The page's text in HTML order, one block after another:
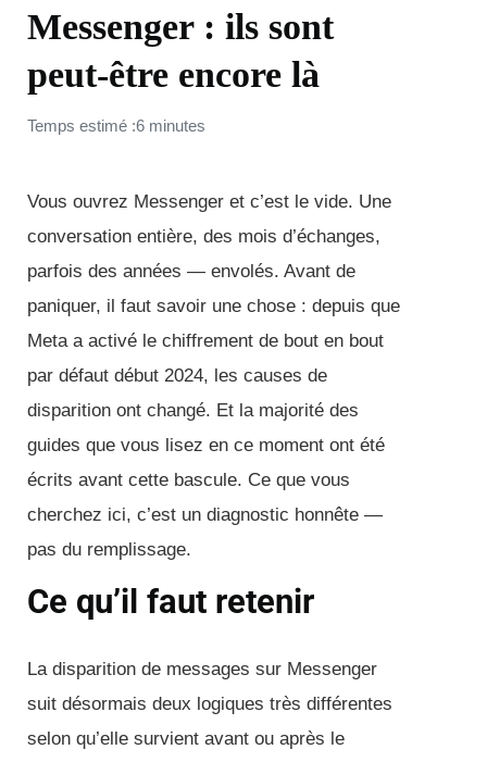
Messenger : ils sont
peut-être encore là
Temps estimé :6 minutes
Vous ouvrez Messenger et c’est le vide. Une
conversation entière, des mois d’échanges,
parfois des années — envolés. Avant de
paniquer, il faut savoir une chose : depuis que
Meta a activé le chiffrement de bout en bout
par défaut début 2024, les causes de
disparition ont changé. Et la majorité des
guides que vous lisez en ce moment ont été
écrits avant cette bascule. Ce que vous
cherchez ici, c’est un diagnostic honnête —
pas du remplissage.
Ce qu’il faut retenir
La disparition de messages sur Messenger
suit désormais deux logiques très différentes
selon qu’elle survient avant ou après le